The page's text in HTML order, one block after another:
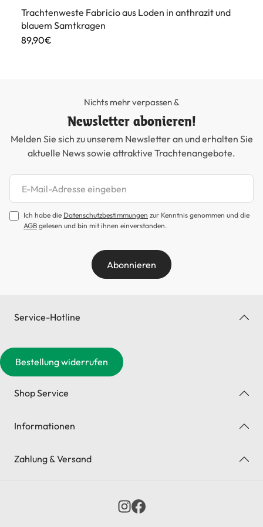
Trachtenweste Fabricio aus Loden in anthrazit und
blauem Samtkragen
89,90€
Nichts mehr verpassen &
Newsletter abonieren!
Melden Sie sich zu unserem Newsletter an und erhalten Sie
aktuelle News sowie attraktive Trachtenangebote.
Newsletter abonnieren
Ich habe die Datenschutzbestimmungen zur Kenntnis genommen und die
AGB gelesen und bin mit ihnen einverstanden.
Abonnieren
Service-Hotline
Bestellung widerrufen
Shop Service
Informationen
Zahlung & Versand